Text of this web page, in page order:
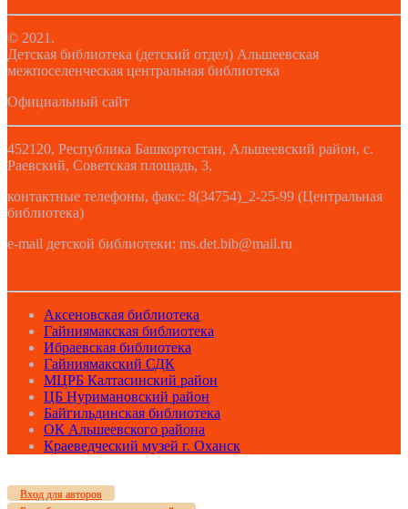
© 2021.
Детская библиотека (детский отдел) Альшеевская
межпоселенческая центральная библиотека
Официальный сайт
452120, Республика Башкортостан, Альшеевский район, с.
Раевский, Советская площадь, 3,
контактные телефоны, факс: 8(34754)_2-25-99 (Центральная
библиотека)
e-mail детской библиотеки: ms.det.bib@mail.ru
Аксеновская библиотека
Гайниямакская библиотека
Ибраевская библиотека
Гайниямакский СДК
МЦРБ Калтасинский район
ЦБ Нуримановский район
Байгильдинская библиотека
ОК Альшеевского района
Краеведческий музей г. Оханск
Вход для авторов